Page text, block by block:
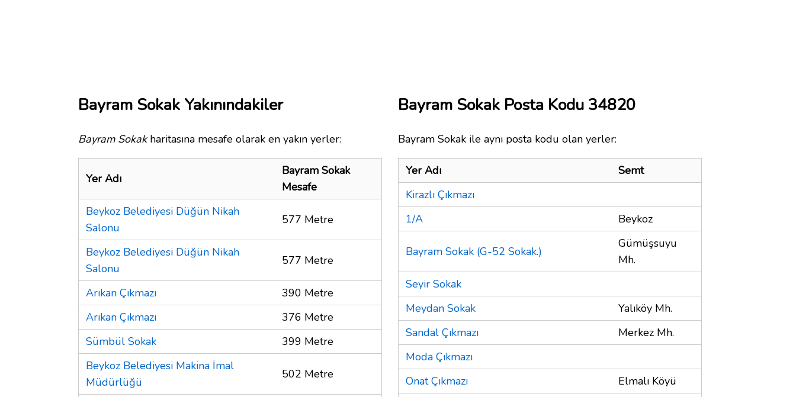
Bayram Sokak Yakınındakiler
Bayram Sokakharitasına mesafe olarak en yakın yerler:
Yer Adı
Bayram Sokak
Mesafe
Beykoz Belediyesi Düğün Nikah
Salonu
577 Metre
Beykoz Belediyesi Düğün Nikah
Salonu
577 Metre
Arıkan Çıkmazı
390 Metre
Arıkan Çıkmazı
376 Metre
Sümbül Sokak
399 Metre
Beykoz Belediyesi Makina İmal
Müdürlüğü
502 Metre
Bayram Sokak Posta Kodu 34820
Bayram Sokak ile aynı posta kodu olan yerler:
Yer Adı
Semt
Kirazlı Çıkmazı
1/A
Beykoz
Bayram Sokak (G-52 Sokak.)
Gümüşsuyu
Mh.
Seyir Sokak
Meydan Sokak
Yalıköy Mh.
Sandal Çıkmazı
Merkez Mh.
Moda Çıkmazı
Onat Çıkmazı
Elmalı Köyü